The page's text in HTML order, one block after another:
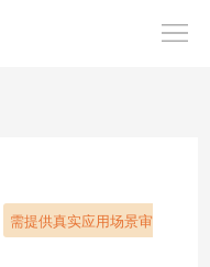
需提供真实应用场景审